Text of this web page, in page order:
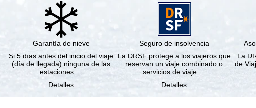
Garantía de nieve
Si 5 días antes del inicio del viaje
(día de llegada) ninguna de las
estaciones …
Detalles
Seguro de insolvencia
La DRSF protege a los viajeros que
reservan un viaje combinado o
servicios de viaje …
Detalles
La
de